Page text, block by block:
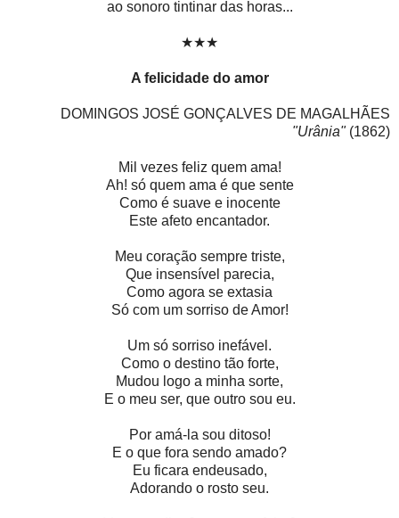
ao sonoro tintinar das horas...
★★★
A felicidade do amor
DOMINGOS JOSÉ GONÇALVES DE MAGALHÃES
"Urânia"(1862)
Mil vezes feliz quem ama!
Ah! só quem ama é que sente
Como é suave e inocente
Este afeto encantador.
Meu coração sempre triste,
Que insensível parecia,
Como agora se extasia
Só com um sorriso de Amor!
Um só sorriso inefável.
Como o destino tão forte,
Mudou logo a minha sorte,
E o meu ser, que outro sou eu.
Por amá-la sou ditoso!
E o que fora sendo amado?
Eu ficara endeusado,
Adorando o rosto seu.